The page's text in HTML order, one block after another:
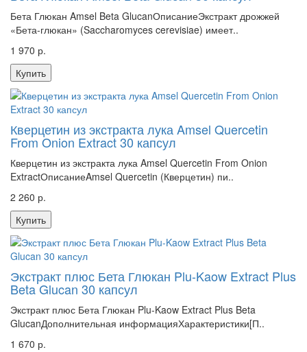
Бета Глюкан Amsel Beta GlucanОписаниеЭкстракт дрожжей
«Бета-глюкан» (Saccharomyces cerevisiae) имеет..
1 970 р.
Купить
Кверцетин из экстракта лука Amsel Quercetin
From Onion Extract 30 капсул
Кверцетин из экстракта лука Amsel Quercetin From Onion
ExtractОписаниеAmsel Quercetin (Кверцетин) пи..
2 260 р.
Купить
Экстракт плюс Бета Глюкан Plu-Kaow Extract Plus
Beta Glucan 30 капсул
Экстракт плюс Бета Глюкан Plu-Kaow Extract Plus Beta
GlucanДополнительная информацияХарактеристики[П..
1 670 р.